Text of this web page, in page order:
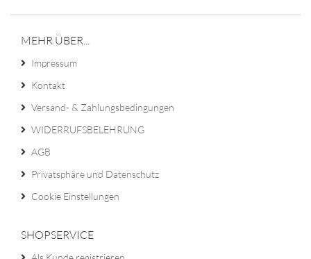
MEHR ÜBER...
Impressum
Kontakt
Versand- & Zahlungsbedingungen
WIDERRUFSBELEHRUNG
AGB
Privatsphäre und Datenschutz
Cookie Einstellungen
SHOPSERVICE